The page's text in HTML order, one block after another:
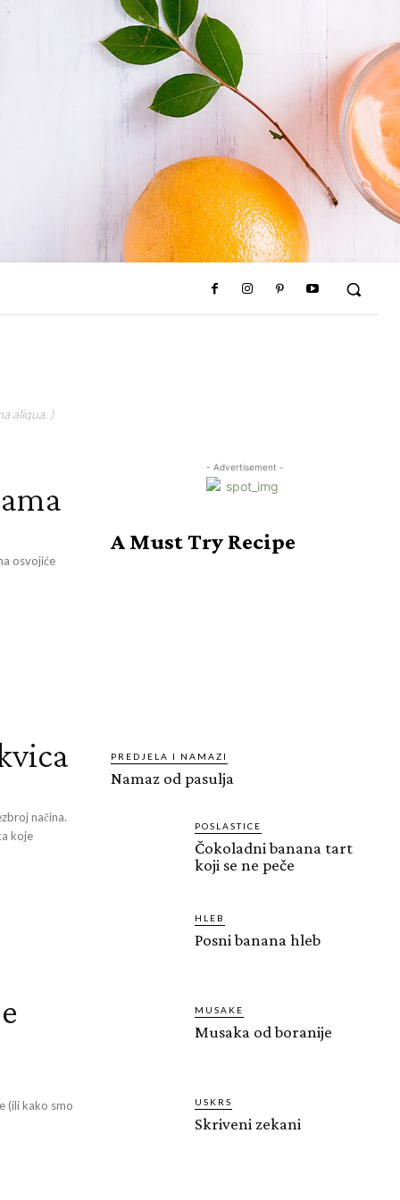
aliqua. )
osvojiće
načina.
koje
(ili kako smo
- Advertisement -
A Must Try Recipe
PREDJELA I NAMAZI
Namaz od pasulja
POSLASTICE
Čokoladni banana tart
koji se ne peče
HLEB
Posni banana hleb
MUSAKE
Musaka od boranije
USKRS
Skriveni zekani